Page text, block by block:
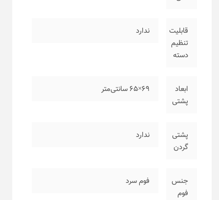
قابلیت
تنظیم
دسته
ندارد
ابعاد
پشتی
۶۹×۶۵ سانتی‌متر
پشتی
گردن
ندارد
جنس
فوم
فوم سرد